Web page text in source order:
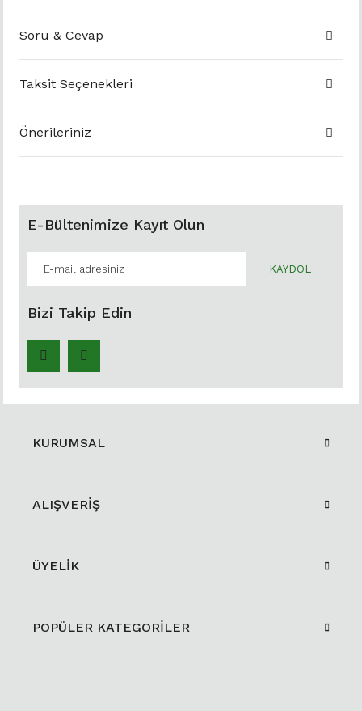
Soru & Cevap
Taksit Seçenekleri
Önerileriniz
E-Bültenimize Kayıt Olun
KAYDOL
Bizi Takip Edin
KURUMSAL
ALIŞVERİŞ
ÜYELİK
POPÜLER KATEGORİLER